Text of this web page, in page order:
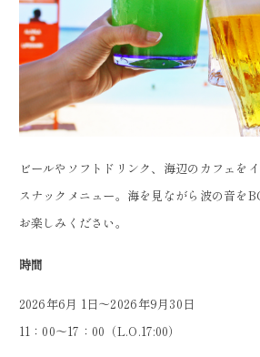
ビールやソフトドリンク、海辺のカフェを
スナックメニュー。海を見ながら波の音を
お楽しみください。
時間
2026年6月 1日～2026年9月30日
11：00～17：00（L.O.17:00）